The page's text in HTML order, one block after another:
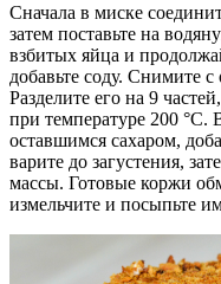
Сначала в миске
затем поставьте на
взбитых яйца и
добавьте соду. Снимите с
Разделите его на 9
при температуре 200 °C.
оставшимся сахаром,
варите до загустения,
массы. Готовые коржи
измельчите и посыпьте